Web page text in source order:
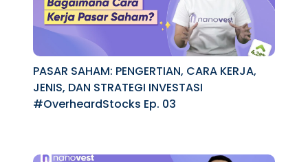
PASAR SAHAM: PENGERTIAN, CARA KERJA,
JENIS, DAN STRATEGI INVESTASI
#OverheardStocks Ep. 03